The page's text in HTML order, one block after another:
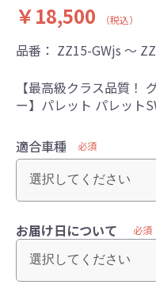
￥18,500 （税込）
品番： ZZ15-GWjs ～
【最高級クラス品質！
ー】パレット パレット
適合車種 必須
お届け日について 必須